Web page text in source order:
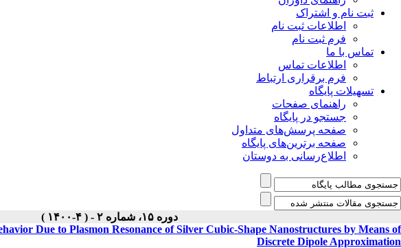
ثبت نام و اشتراک
اطلاعات ثبت نام
فرم ثبت نام
تماس با ما
اطلاعات تماس
فرم برقراری ارتباط
تسهیلات پایگاه
راهنمای صفحات
جستجو در پایگاه
صفحه پرسش‌های متداول
صفحه برترین‌های پایگاه
اطلاع‌رسانی به دوستان
دوره ۱۵، شماره ۲ - ( ۴-۱۴۰۰ )
Due to Plasmon Resonance of Silver Cubic-Shape Nanostructures by Means of
Discrete Dipole Approximation